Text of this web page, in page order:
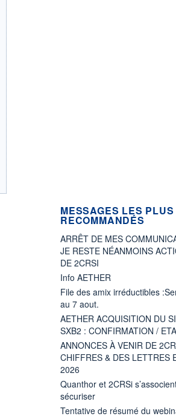
MESSAGES LES PLUS
RECOMMANDÉS
ARRÊT DE MES
JE RESTE NÉANMOINS
DE 2CRSI
Info AETHER
File des amix irréductibles
au 7 aout.
AETHER ACQUISITION DU
SXB2 : CONFIRMATION /
ANNONCES À VENIR DE
CHIFFRES & DES LETTRES
2026
Quanthor et 2CRSi
sécuriser
Tentative de résumé du